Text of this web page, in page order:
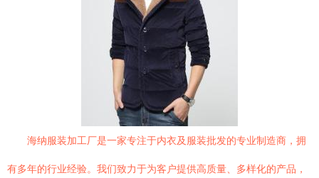
海纳服装加工厂是一家专注于内衣及服装批发的专业制造商，拥
有多年的行业经验。我们致力于为客户提供高质量、多样化的产品，